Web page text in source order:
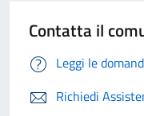
Contatta il
Leggi le
Richiedi